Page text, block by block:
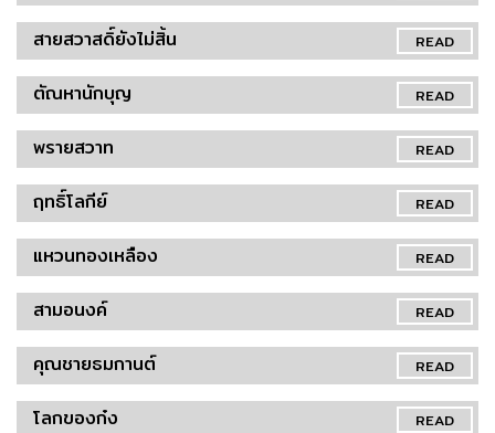
READ
สายสวาสดิ์ยังไม่สิ้น
READ
ตัณหานักบุญ
READ
พรายสวาท
READ
ฤทธิ์โลกีย์
READ
แหวนทองเหลือง
READ
สามอนงค์
READ
คุณชายธมกานต์
READ
โลกของก๋ง